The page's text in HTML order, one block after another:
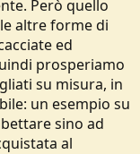
Però quello
altre forme di
ed
prosperiamo
su misura, in
un esempio su
sino ad
al